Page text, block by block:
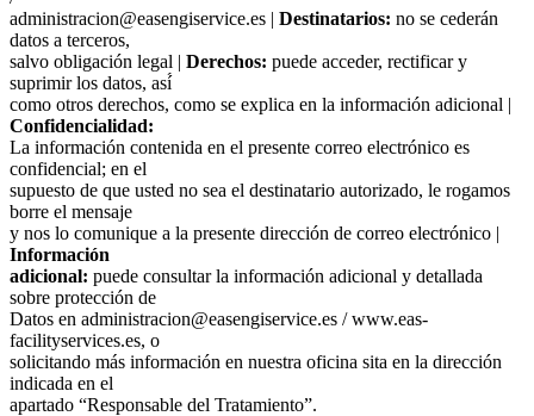
administracion@easengiservice.es | Destinatarios: no se cederán
datos a terceros,
salvo obligación legal | Derechos: puede acceder, rectificar y
suprimir los datos, así́
como otros derechos, como se explica en la información adicional |
Confidencialidad:
La información contenida en el presente correo electrónico es
confidencial; en el
supuesto de que usted no sea el destinatario autorizado, le rogamos
borre el mensaje
y nos lo comunique a la presente dirección de correo electrónico |
Información
adicional: puede consultar la información adicional y detallada
sobre protección de
Datos en administracion@easengiservice.es / www.eas-
facilityservices.es, o
solicitando más información en nuestra oficina sita en la dirección
indicada en el
apartado “Responsable del Tratamiento”.